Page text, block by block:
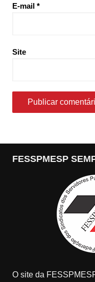
E-mail *
Site
FESSPMESP
O site da